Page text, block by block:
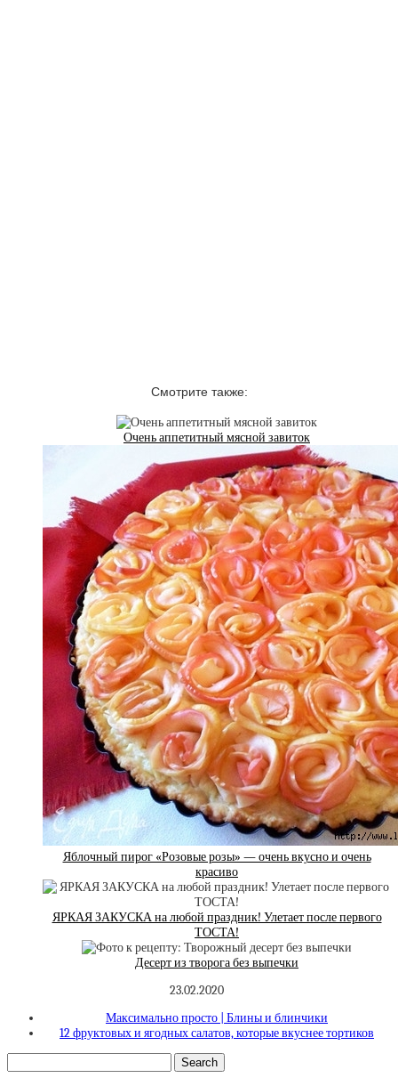
Смотрите также:
Очень аппетитный мясной завиток
Яблочный пирог «Розовые розы» — очень вкусно и очень
красиво
ЯРКАЯ ЗАКУСКА на любой праздник! Улетает после первого
ТОСТА!
Десерт из творога без выпечки
23.02.2020
Максимально просто | Блины и блинчики
12 фруктовых и ягодных салатов, которые вкуснее тортиков